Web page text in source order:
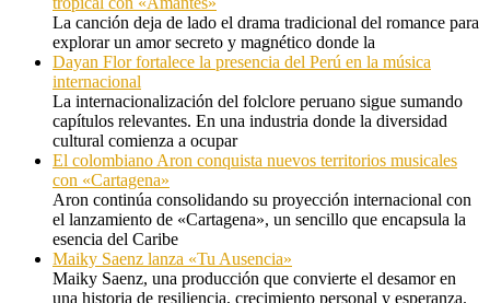
La canción deja de lado el drama tradicional del romance para
explorar un amor secreto y magnético donde la
Dayan Flor fortalece la presencia del Perú en la música
internacional
La internacionalización del folclore peruano sigue sumando
capítulos relevantes. En una industria donde la diversidad
cultural comienza a ocupar
El colombiano Aron conquista nuevos territorios musicales
con «Cartagena»
Aron continúa consolidando su proyección internacional con
el lanzamiento de «Cartagena», un sencillo que encapsula la
esencia del Caribe
Maiky Saenz lanza «Tu Ausencia»
Maiky Saenz, una producción que convierte el desamor en
una historia de resiliencia, crecimiento personal y esperanza.